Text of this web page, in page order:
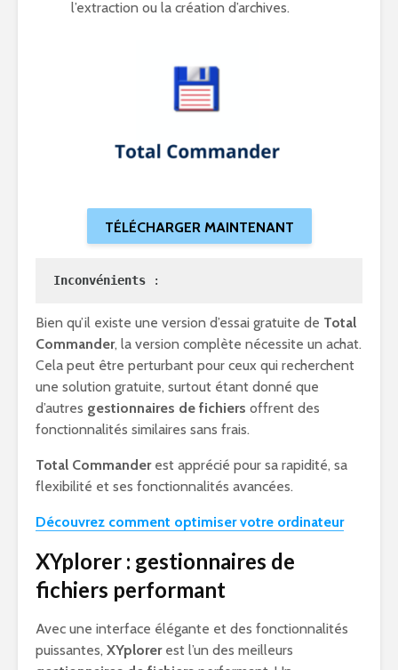
l’extraction ou la création d’archives.
TÉLÉCHARGER MAINTENANT
Inconvénients :
Bien qu’il existe une version d’essai gratuite de Total
Commander, la version complète nécessite un achat.
Cela peut être perturbant pour ceux qui recherchent
une solution gratuite, surtout étant donné que
d’autres gestionnaires de fichiers offrent des
fonctionnalités similaires sans frais.
Total Commander est apprécié pour sa rapidité, sa
flexibilité et ses fonctionnalités avancées.
Découvrez comment optimiser votre ordinateur
XYplorer : gestionnaires de
fichiers performant
Avec une interface élégante et des fonctionnalités
puissantes, XYplorer est l’un des meilleurs